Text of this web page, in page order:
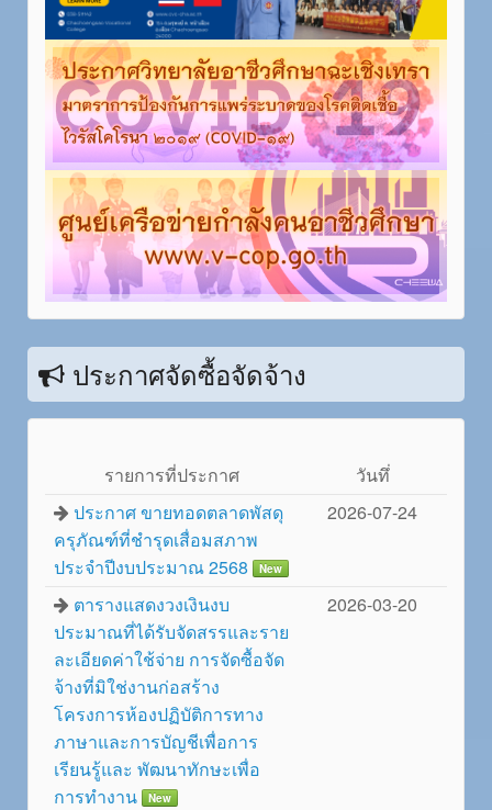
ประกาศจัดซื้อจัดจ้าง
รายการที่ประกาศ
วันทึ่
ประกาศ ขายทอดตลาดพัสดุ
ครุภัณฑ์ที่ชำรุดเสื่อมสภาพ
ประจำปีงบประมาณ 2568
New
2026-07-24
ตารางแสดงวงเงินงบ
ประมาณที่ได้รับจัดสรรและราย
ละเอียดค่าใช้จ่าย การจัดซื้อจัด
จ้างที่มิใช่งานก่อสร้าง
โครงการห้องปฏิบัติการทาง
ภาษาและการบัญชีเพื่อการ
เรียนรู้และ พัฒนาทักษะเพื่อ
การทำงาน
New
2026-03-20